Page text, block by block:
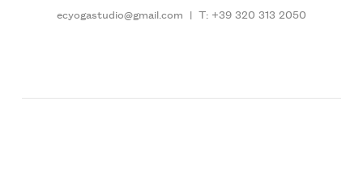
ecyogastudio@gmail.com | T: +39 320 313 2050